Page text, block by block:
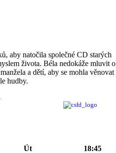
aby natočila společné CD starých
života. Béla nedokáže mluvit o
a dětí, aby se mohla věnovat
hudby.
Út
18:45